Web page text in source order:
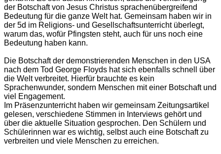
der Botschaft von Jesus Christus sprachenübergreifend
Bedeutung für die ganze Welt hat. Gemeinsam haben wir in
der 5d im Religions- und Gesellschaftsunterricht überlegt,
warum das, wofür Pfingsten steht, auch für uns noch eine
Bedeutung haben kann.
Die Botschaft der demonstrierenden Menschen in den USA
nach dem Tod George Floyds hat sich ebenfalls schnell über
die Welt verbreitet. Hierfür brauchte es kein
Sprachenwunder, sondern Menschen mit einer Botschaft und
viel Engagement.
Im Präsenzunterricht haben wir gemeinsam Zeitungsartikel
gelesen, verschiedene Stimmen in Interviews gehört und
über die aktuelle Situation gesprochen. Den Schülern und
Schülerinnen war es wichtig, selbst auch eine Botschaft zu
verbreiten und viele Menschen zu erreichen.